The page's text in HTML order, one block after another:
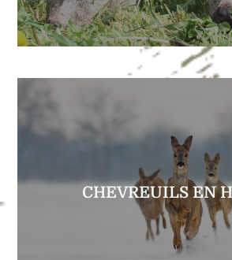
CHEVREUILS EN
CHEVREUILS EN
Enorme densité de
EXPLORER